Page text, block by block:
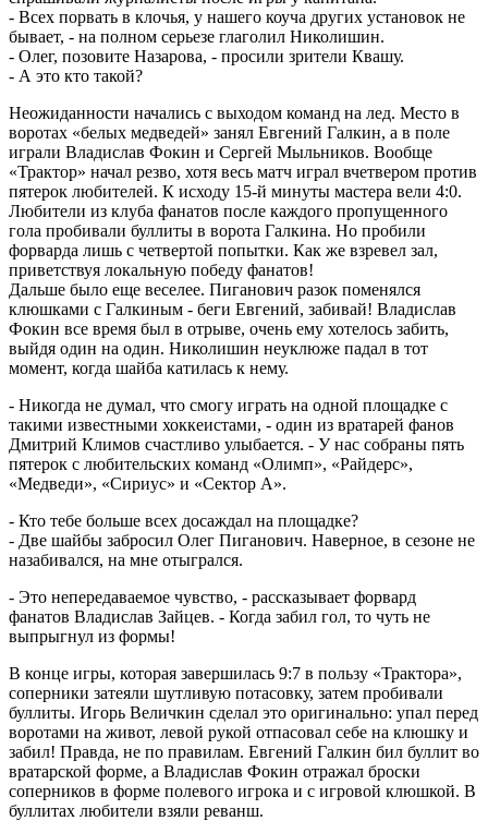
- Всех порвать в клочья, у нашего коуча других установок не
бывает, - на полном серьезе глаголил Николишин.
- Олег, позовите Назарова, - просили зрители Квашу.
- А это кто такой?
Неожиданности начались с выходом команд на лед. Место в
воротах «белых медведей» занял Евгений Галкин, а в поле
играли Владислав Фокин и Сергей Мыльников. Вообще
«Трактор» начал резво, хотя весь матч играл вчетвером против
пятерок любителей. К исходу 15-й минуты мастера вели 4:0.
Любители из клуба фанатов после каждого пропущенного
гола пробивали буллиты в ворота Галкина. Но пробили
форварда лишь с четвертой попытки. Как же взревел зал,
приветствуя локальную победу фанатов!
Дальше было еще веселее. Пиганович разок поменялся
клюшками с Галкиным - беги Евгений, забивай! Владислав
Фокин все время был в отрыве, очень ему хотелось забить,
выйдя один на один. Николишин неуклюже падал в тот
момент, когда шайба катилась к нему.
- Никогда не думал, что смогу играть на одной площадке с
такими известными хоккеистами, - один из вратарей фанов
Дмитрий Климов счастливо улыбается. - У нас собраны пять
пятерок с любительских команд «Олимп», «Райдерс»,
«Медведи», «Сириус» и «Сектор А».
- Кто тебе больше всех досаждал на площадке?
- Две шайбы забросил Олег Пиганович. Наверное, в сезоне не
назабивался, на мне отыгрался.
- Это непередаваемое чувство, - рассказывает форвард
фанатов Владислав Зайцев. - Когда забил гол, то чуть не
выпрыгнул из формы!
В конце игры, которая завершилась 9:7 в пользу «Трактора»,
соперники затеяли шутливую потасовку, затем пробивали
буллиты. Игорь Величкин сделал это оригинально: упал перед
воротами на живот, левой рукой отпасовал себе на клюшку и
забил! Правда, не по правилам. Евгений Галкин бил буллит во
вратарской форме, а Владислав Фокин отражал броски
соперников в форме полевого игрока и с игровой клюшкой. В
буллитах любители взяли реванш.